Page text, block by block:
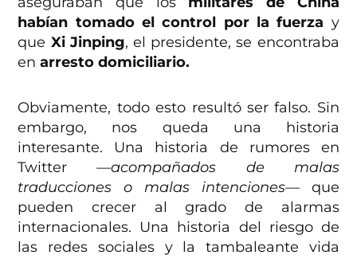
habían tomado el control por la fuerza y
que Xi Jinping, el presidente, se encontraba
en arresto domiciliario.
Obviamente, todo esto resultó ser falso. Sin
embargo, nos queda una historia
interesante. Una historia de rumores en
Twitter—acompañados de malas
traducciones o malas intenciones—que
pueden crecer al grado de alarmas
internacionales. Una historia del riesgo de
las redes sociales y la tambaleante vida